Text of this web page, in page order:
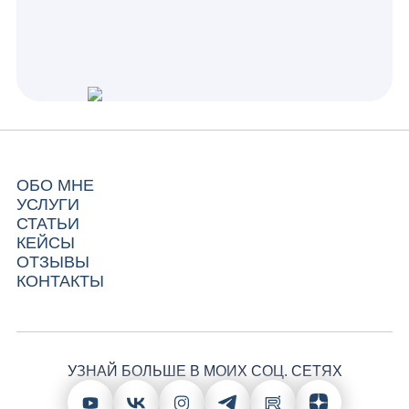
ОБО МНЕ
УСЛУГИ
СТАТЬИ
КЕЙСЫ
ОТЗЫВЫ
КОНТАКТЫ
УЗНАЙ БОЛЬШЕ В МОИХ СОЦ. СЕТЯХ